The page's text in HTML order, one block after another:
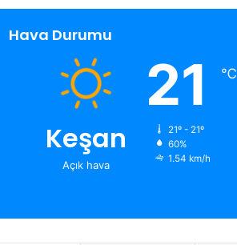
Hava Durumu
Keşan
Açık hava
21 ℃
21º - 21º
60%
1.54 km/h